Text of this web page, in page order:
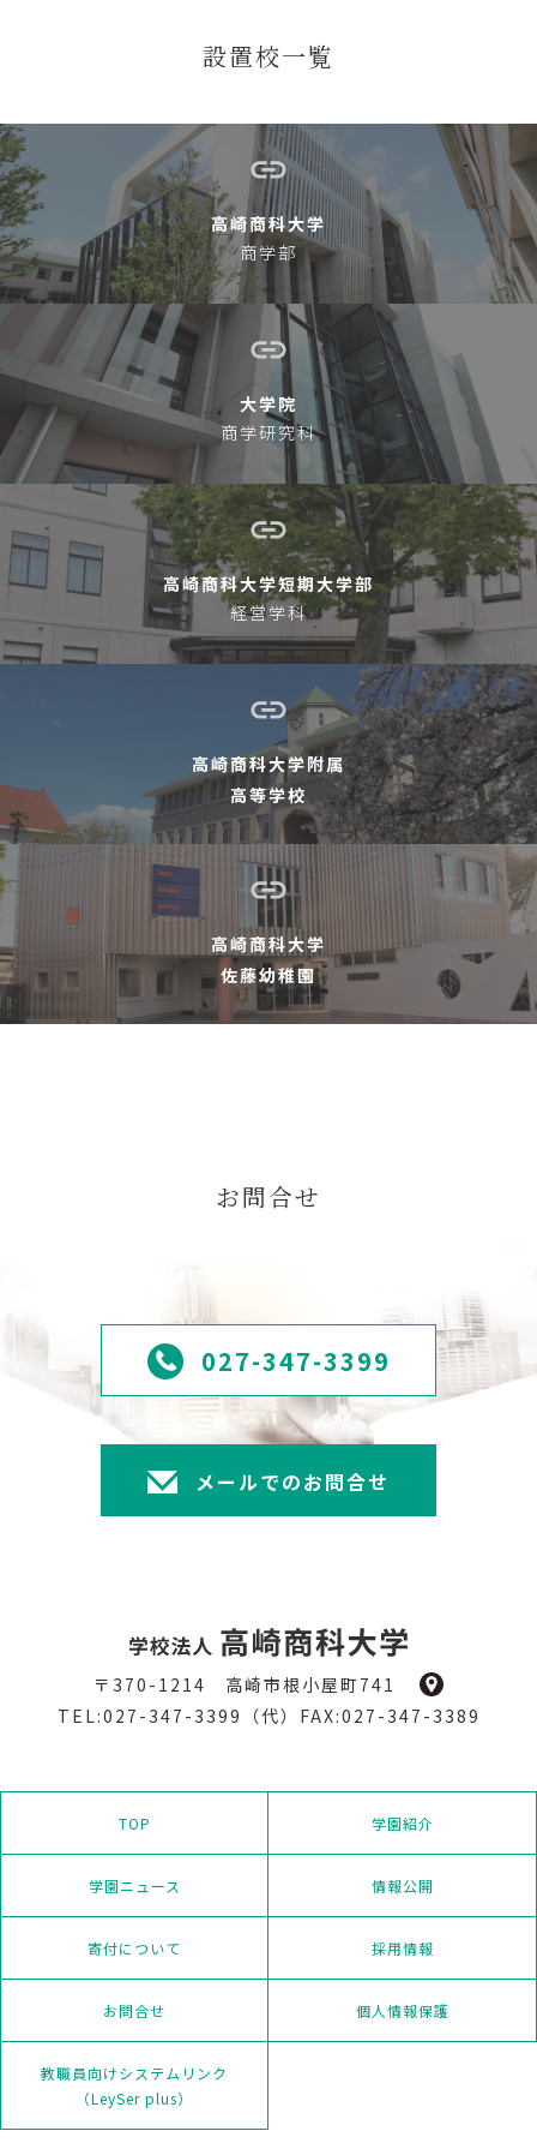
設置校一覧
高崎商科大学
商学部
大学院
商学研究科
高崎商科大学短期大学部
経営学科
高崎商科大学附属
高等学校
高崎商科大学
佐藤幼稚園
お問合せ
027-347-3399
メールでのお問合せ
〒370-1214 高崎市根小屋町741
TEL:027-347-3399（代）FAX:027-347-3389
TOP 学園紹介
学園ニュース 情報公開
寄付について 採用情報
お問合せ 個人情報保護
教職員向けシステムリンク
（LeySer plus）